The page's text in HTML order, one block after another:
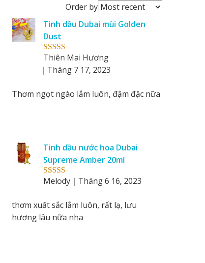
Order byOrder
reviews
by
Rated5 out
of 5
Tinh dầu Dubai mùi Golden
Dust
Thiên Mai Hương
Tháng 7 17, 2023
Thơm ngọt ngào lắm luôn, đậm đặc nữa
Rated5out
Tinh dầu nước hoa Dubai
Supreme Amber 20ml
Melody
Tháng 6 16, 2023
thơm xuất sắc lắm luôn, rất lạ, lưu
hương lâu nữa nha